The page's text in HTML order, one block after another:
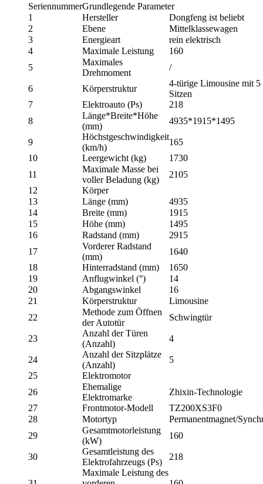
SeriennummerGrundlegende Parameter
1
Hersteller
Dongfeng ist beliebt
2
Ebene
Mittelklassewagen
3
Energieart
rein elektrisch
4
Maximale Leistung
160
5
Maximales
Drehmoment
/
6 Körperstruktur
4-türige Limousine mit 5
Sitzen
7
Elektroauto (Ps)
218
8
Länge*Breite*Höhe
(mm)
4935*1915*1495
9
Höchstgeschwindigkeit
(km/h)
165
10
Leergewicht (kg)
1730
11
Maximale Masse bei
voller Beladung (kg)
2105
12
Körper
13
Länge (mm)
4935
14
Breite (mm)
1915
15
Höhe (mm)
1495
16
Radstand (mm)
2915
17
Vorderer Radstand
(mm)
1640
18
Hinterradstand (mm)
1650
19
Anflugwinkel (°)
14
20
Abgangswinkel
16
21
Körperstruktur
Limousine
22
Methode zum Öffnen
der Autotür
Schwingtür
23
Anzahl der Türen
(Anzahl)
4
24
Anzahl der Sitzplätze
(Anzahl)
5
25
Elektromotor
26
Ehemalige
Elektromarke
Zhixin-Technologie
27
Frontmotor-Modell
TZ200XS3F0
28
Motortyp
Permanentmagnet/
29
Gesamtmotorleistung
(kW)
160
30
Gesamtleistung des
Elektrofahrzeugs (Ps)
218
Maximale Leistung des